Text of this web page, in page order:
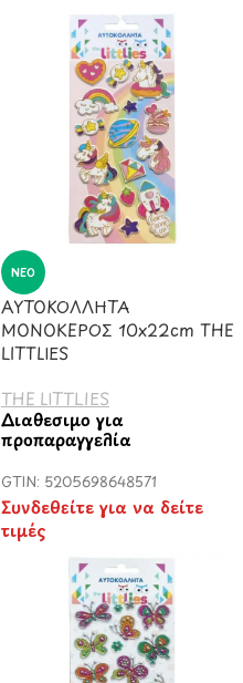
ΝΈΟ
ΑΥΤΟΚΟΛΛΗΤΑ
ΜΟΝΟΚΕΡΟΣ 10x22cm THE
LITTLIES
THE LITTLIES
Διαθέσιμο για
προπαραγγελία
GTIN: 5205698648571
Συνδεθείτε για να δείτε
τιμές